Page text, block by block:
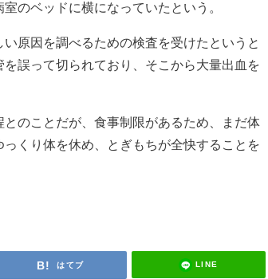
のベッドに横になっていたという。
原因を調べるための検査を受けたというと
誤って切られており、そこから大量出血を
のことだが、食事制限があるため、まだ体
くり体を休め、とぎもちが全快することを
はてブ LINE